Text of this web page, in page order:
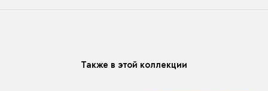
Также в этой коллекции